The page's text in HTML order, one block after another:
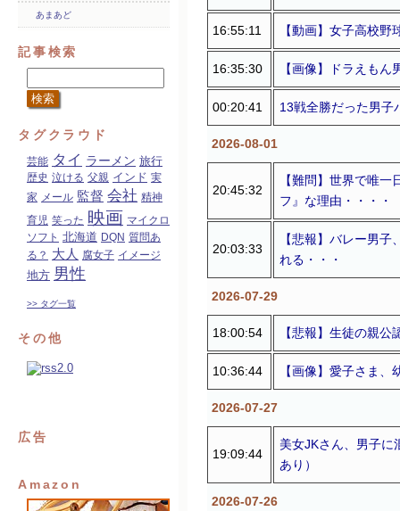
あまあど
記事検索
タグクラウド
芸能 タイ ラーメン 旅行
歴史 泣ける 父親 インド 実
家
メール 監督 会社 精神
育児 笑った 映画 マイクロ
ソフト 北海道 DQN 質問あ
る？ 大人 腐女子 イメージ
地方 男性
>> タグ一覧
その他
広告
Amazon
16:55:11 【動画】女子高校
16:35:30 【画像】ドラえも
00:20:41 13戦全勝だった男子
2026-08-01
20:45:32
【難問】世界で唯
フ』な理由・・・・
20:03:33
【悲報】バレー男
れる・・・
2026-07-29
18:00:54 【悲報】生徒の親
10:36:44 【画像】愛子さま
2026-07-27
19:09:44
美女JKさん、男子
あり）
2026-07-26